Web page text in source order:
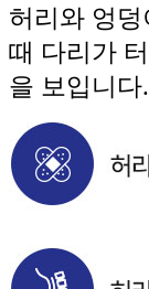
허리와 엉
때 다리가
을 보입니다.